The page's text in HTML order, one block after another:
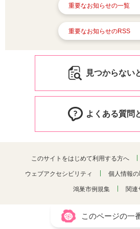
重要なお知らせの一覧
重要なお知らせのRSS
見つからない
よくある質問
このサイトをはじめて利用する方へ
ウェブアクセシビリティ 個人情報
鴻巣市例規集 関連
このページの一